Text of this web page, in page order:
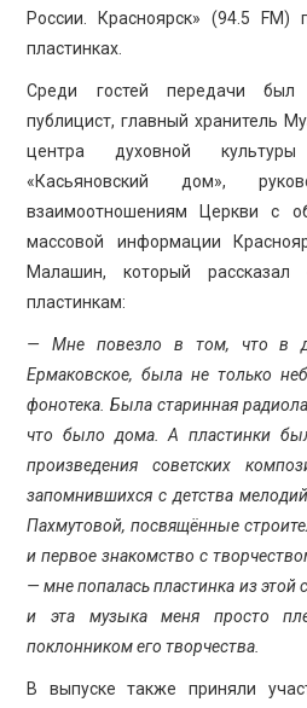
России. Красноярск» (94.5 FM)
пластинках.
Среди гостей передачи
публицист, главный хранитель
центра духовной
«Касьяновский дом»,
взаимоотношениям Церкви с
массовой информации
Малашин, который
пластинкам:
— Мне повезло в том, что в
Ермаковское, была не только
фонотека. Была старинная
что было дома. А пластинки
произведения советских
запомнившихся с детства
Пахмутовой, посвящённые
и первое знакомство с
— мне попалась пластинка из
и эта музыка меня просто
поклонником его творчества.
В выпуске также приняли